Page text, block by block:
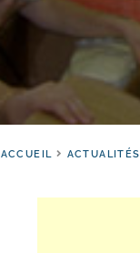
ACCUEIL ACTUALITÉS